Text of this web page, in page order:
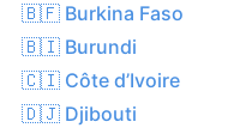
🇧🇫 Burkina Faso
🇧🇮 Burundi
🇨🇮 Côte d’Ivoire
🇩🇯 Djibouti